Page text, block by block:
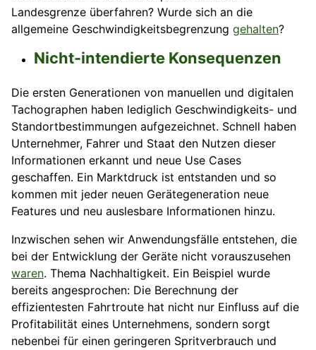
Landesgrenze überfahren? Wurde sich an die
allgemeine Geschwindigkeitsbegrenzung gehalten?
Nicht-intendierte Konsequenzen
Die ersten Generationen von manuellen und digitalen
Tachographen haben lediglich Geschwindigkeits- und
Standortbestimmungen aufgezeichnet. Schnell haben
Unternehmer, Fahrer und Staat den Nutzen dieser
Informationen erkannt und neue Use Cases
geschaffen. Ein Marktdruck ist entstanden und so
kommen mit jeder neuen Gerätegeneration neue
Features und neu auslesbare Informationen hinzu.
Inzwischen sehen wir Anwendungsfälle entstehen, die
bei der Entwicklung der Geräte nicht vorauszusehen
waren. Thema Nachhaltigkeit. Ein Beispiel wurde
bereits angesprochen: Die Berechnung der
effizientesten Fahrtroute hat nicht nur Einfluss auf die
Profitabilität eines Unternehmens, sondern sorgt
nebenbei für einen geringeren Spritverbrauch und